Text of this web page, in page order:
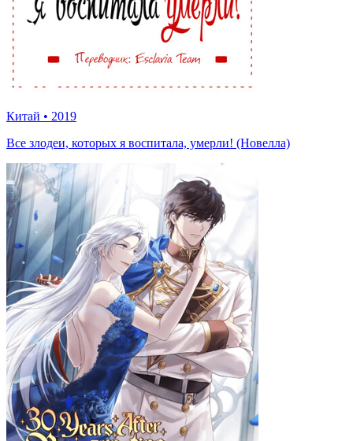
Китай • 2019
Все злодеи, которых я воспитала, умерли! (Новелла)